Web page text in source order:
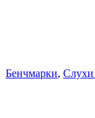
Бенчмарки, Слухи